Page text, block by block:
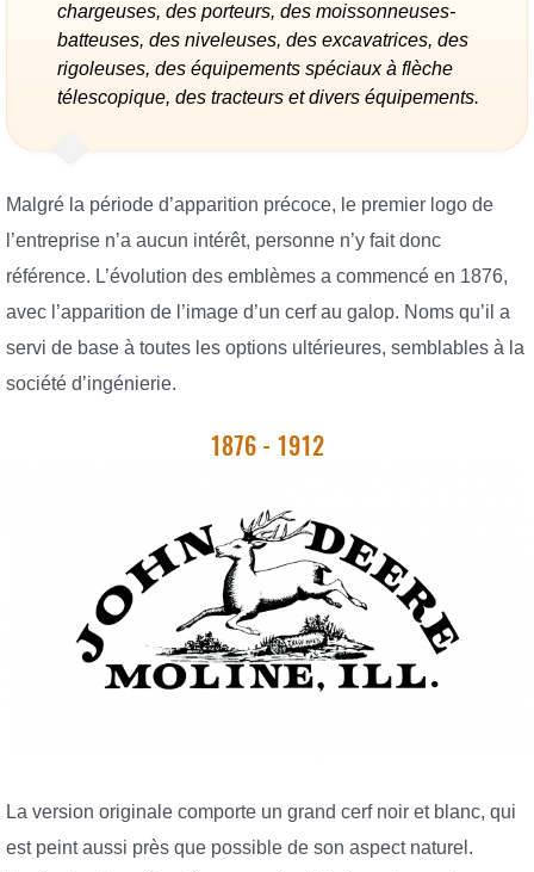
chargeuses, des porteurs, des moissonneuses-
batteuses, des niveleuses, des excavatrices, des
rigoleuses, des équipements spéciaux à flèche
télescopique, des tracteurs et divers équipements.
Malgré la période d’apparition précoce, le premier logo de
l’entreprise n’a aucun intérêt, personne n’y fait donc
référence. L’évolution des emblèmes a commencé en 1876,
avec l’apparition de l’image d’un cerf au galop. Noms qu’il a
servi de base à toutes les options ultérieures, semblables à la
société d’ingénierie.
1876 ​​- 1912
La version originale comporte un grand cerf noir et blanc, qui
est peint aussi près que possible de son aspect naturel.